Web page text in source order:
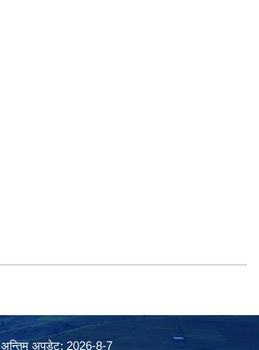
अन्तिम अपडेट: 2026-8-7